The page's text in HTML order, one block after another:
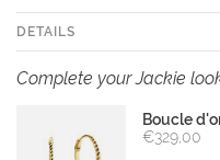
DETAILS
Complete your Jackie
Boucle
€329,00